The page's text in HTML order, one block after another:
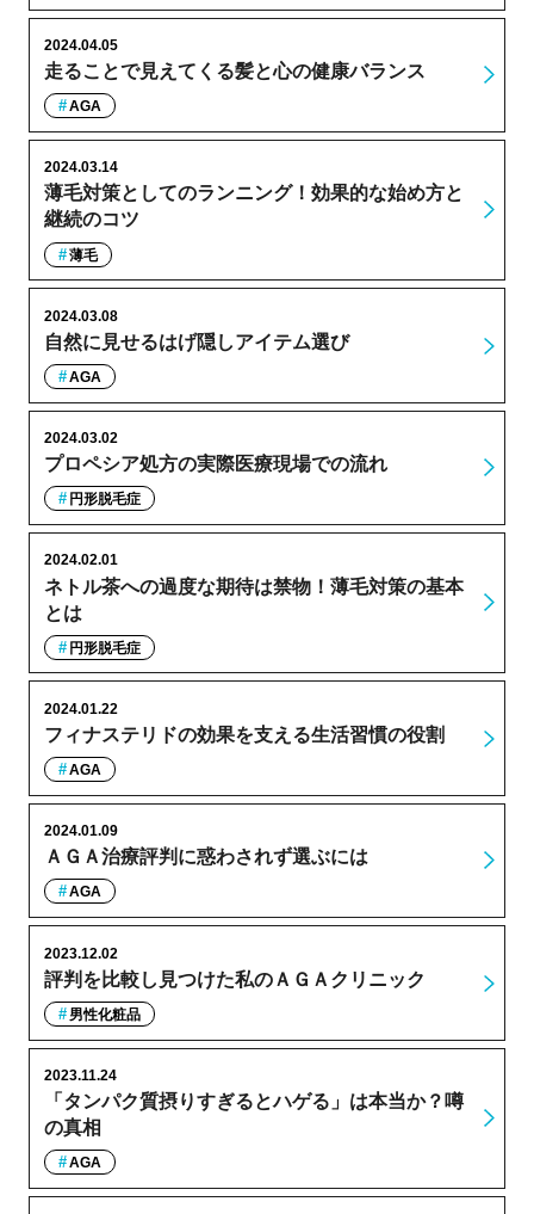
走ることで見えてくる髪と心の健康バランス
2024.04.05
AGA
薄毛対策としてのランニング！効果的な始め方と
継続のコツ
2024.03.14
薄毛
自然に見せるはげ隠しアイテム選び
2024.03.08
AGA
プロペシア処方の実際医療現場での流れ
2024.03.02
円形脱毛症
ネトル茶への過度な期待は禁物！薄毛対策の基本
とは
2024.02.01
円形脱毛症
フィナステリドの効果を支える生活習慣の役割
2024.01.22
AGA
ＡＧＡ治療評判に惑わされず選ぶには
2024.01.09
AGA
評判を比較し見つけた私のＡＧＡクリニック
2023.12.02
男性化粧品
「タンパク質摂りすぎるとハゲる」は本当か？噂
の真相
2023.11.24
AGA